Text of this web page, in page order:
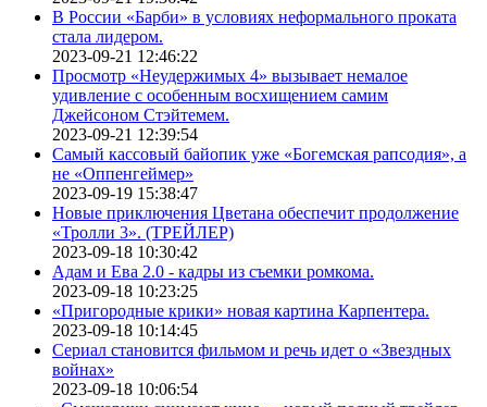
В России «Барби» в условиях неформального проката
стала лидером.
2023-09-21 12:46:22
Просмотр «Неудержимых 4» вызывает немалое
удивление с особенным восхищением самим
Джейсоном Стэйтемем.
2023-09-21 12:39:54
Самый кассовый байопик уже «Богемская рапсодия», а
не «Оппенгеймер»
2023-09-19 15:38:47
Новые приключения Цветана обеспечит продолжение
«Тролли 3». (ТРЕЙЛЕР)
2023-09-18 10:30:42
Адам и Ева 2.0 - кадры из съемки ромкома.
2023-09-18 10:23:25
«Пригородные крики» новая картина Карпентера.
2023-09-18 10:14:45
Сериал становится фильмом и речь идет о «Звездных
войнах»
2023-09-18 10:06:54